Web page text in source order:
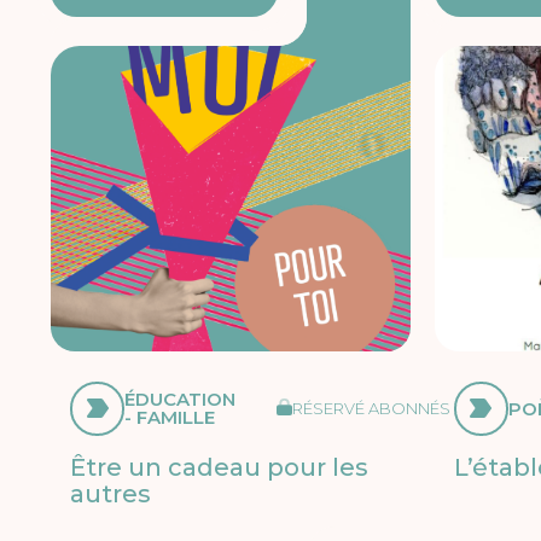
ÉDUCATION
- FAMILLE RÉSERVÉ ABONNÉS
Être un cadeau pour les
autres